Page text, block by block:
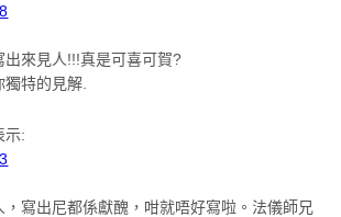
出來見人!!!真是可喜可賀?
獨特的見解.
示:
，寫出尼都係獻醜，咁就唔好寫啦。法儀師兄